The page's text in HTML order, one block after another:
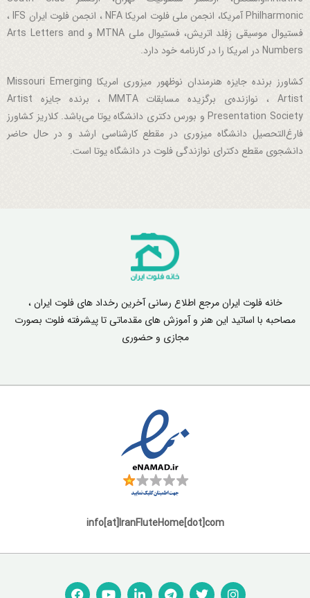
Philharmonic آمریکا، انجمن ملی فلوت امریکا NFA ، انجمن فلوت ایران IFS ،
فستیوال موسیقی زِفِلد اتریش، فستیوال ملی MTNA و Arts Letters and
Numbers در امریکا را در کارنامه خود دارد.
کشاورز برنده جایزه هنرمندان نوظهور میزوری امریکا Missouri Emerging
Artist ، نوازنده‌ی برگزیده مسابقات MMTA ، برنده جایزه Artist
Presentation Society و بورس دکتری دانشگاه یوتا می‌باشد. کلاریز کشاورز
فارغ‌التحصیل دانشگاه میزوری در مقطع کارشناسی ارشد و در حال حاضر
دانشجوی مقطع دکترای نوازندگی فلوت در دانشگاه یوتا است.
خانه فلوت ایران مرجع اطلاع رسانی آخرین رخداد های فلوت ایران ،
مصاحبه با اساتید این هنر و آموزش های مقدماتی تا پیشرفته فلوت بصورت
مجازی و حضوری
info[at]IranFluteHome[dot]com